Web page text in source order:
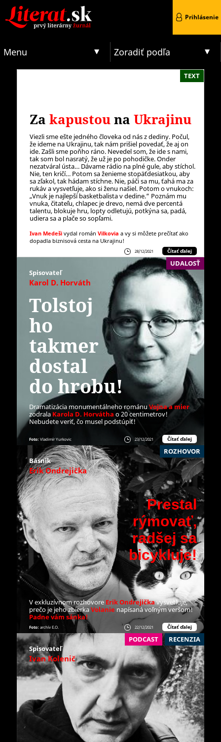
Menu Zoradiť podľa
Prihlásenie
TEXT
Za kapustouna Ukrajinu
Viezli sme ešte jedného človeka od nás z dediny. Počul,
že ideme na Ukrajinu, tak nám prišiel povedať, že aj on
ide. Zašli sme poňho ráno. Nevedel som, že ide s nami,
tak som bol nasratý, že už je po pohodičke. Onder
nezatváral ústa… Dávame rádio na plné gule, aby stíchol.
Nie, ten kričí… Potom sa ženieme stopäťdesiatkou, aby
sa zľakol, tak hádam stíchne. Nie, páči sa mu, ťahá ma za
rukáv a vysvetľuje, ako si ženu našiel. Potom o vnukoch:
„Vnuk je najlepší basketbalista v dedine.“ Poznám mu
vnuka, čitateľu, chlapec je drevo, nemá dve percentá
talentu, blokuje hru, lopty odletujú, potkýna sa, padá,
udiera sa a plače so sopľami.
Ivan Medeši vydal román Vilkovia a vy si môžete prečítať ako
dopadla biznisová cesta na Ukrajinu!
28/12/2021 Čítať ďalej
UDALOSŤ
Spisovateľ
Karol D. Horváth
Tolstoj
ho
takmer
dostal
do hrobu!
Dramatizácia monumentálneho románuVojna a mier
zodrala Karola D. Horvátha o 20 centimetrov!
Nebudete veriť, čo musel podstúpiť!
23/12/2021 Čítať ďalej
Foto: Vladimír Yurkovic
ROZHOVOR
Básnik
Erik Ondrejička
Prestal
rýmovať,
radšej sa
bicykluje!
V exkluzívnom rozhovore Erik Ondrejičkavysvetľuje,
prečo je jeho zbierkaVolanie napísaná voľným veršom!
Padne vám sánka!
22/12/2021 Čítať ďalej
Foto: archív E.O.
PODCAST
RECENZIA
Spisovateľ
Ivan Kolenič